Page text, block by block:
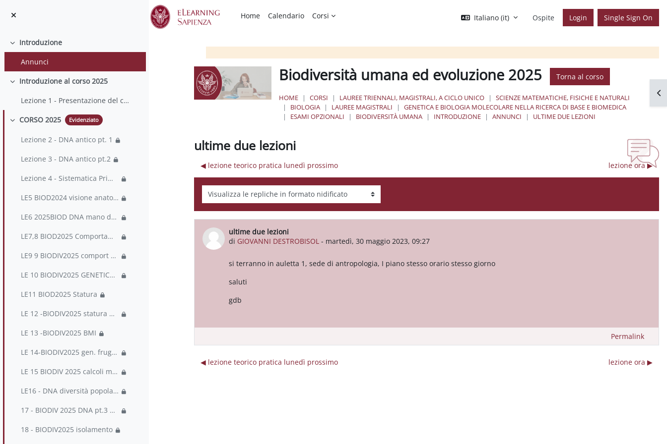
Home
Calendario Corsi Italiano ‎(it)‎ Ospite Login Single Sign On
Minimizza
Introduzione
Annunci
Minimizza
Introduzione al corso 2025
Lezione 1 - Presentazione del corso
Minimizza
CORSO 2025 Evidenziato
Lezione 2 - DNA antico pt. 1
Lezione 3 - DNA antico pt.2
Lezione 4 - Sistematica Primati e Uomo
LE5 BIOD2024 visione anatomia
LE6 2025BIOD DNA mano denti encefalizzazione
LE7,8 BIOD2025 Comportamento socialità
LE9 9 BIODIV2025 comport pt 3 + GENETICA PRIMATI
LE 10 BIODIV2025 GENETICA PRIMATI
LE11 BIOD2025 Statura
LE 12 -BIODIV2025 statura pt.2 + Peso_BMI pt.1
LE 13 -BIODIV2025 BMI
LE 14-BIODIV2025 gen. frugale DNA
LE 15 BIODIV 2025 calcoli mtDNA
LE16 - DNA diversità popolazioni umane
17 - BIODIV 2025 DNA pt.3 e migrazioni
18 - BIODIV2025 isolamento
Biodiversità umana ed evoluzione 2025 Torna al corso
HOME CORSI LAUREE TRIENNALI, MAGISTRALI, A CICLO UNICO
SCIENZE MATEMATICHE, FISICHE E NATURALI
BIOLOGIA
LAUREE MAGISTRALI
GENETICA E BIOLOGIA MOLECOLARE NELLA RICERCA DI BASE E BIOMEDICA
ESAMI OPZIONALI
BIODIVERSITÀ UMANA INTRODUZIONE ANNUNCI ULTIME DUE LEZIONI
ultime due lezioni
◀︎ lezione teorico pratica lunedì prossimo lezione ora ▶︎
Modalità visualizzazione
ultime due lezioni
di GIOVANNI DESTROBISOL - martedì, 30 maggio 2023, 09:27
Numero di risposte: 0
si terranno in auletta 1, sede di antropologia, I piano stesso orario stesso giorno
saluti
gdb
Permalink
◀︎ lezione teorico pratica lunedì prossimo lezione ora ▶︎